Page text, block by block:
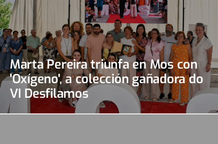
Marta Pereira triunfa en Mos con
'Oxígeno', a colección gañadora do
VI Desfilamos